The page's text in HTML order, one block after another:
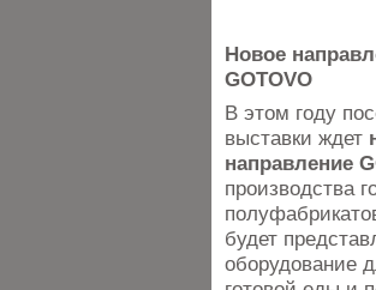
Новое
GOTOVO
В этом году
выставки ждет
направление
производства
будет
оборудование